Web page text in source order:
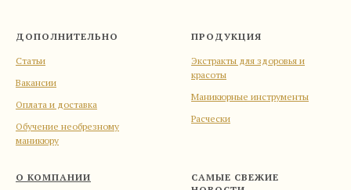
ДОПОЛНИТЕЛЬНО
Статьи
Вакансии
Оплата и доставка
Обучение необрезному
маникюру
ПРОДУКЦИЯ
Экстракты для здоровья и
красоты
Маникюрные инструменты
Расчески
О КОМПАНИИ
САМЫЕ СВЕЖИЕ